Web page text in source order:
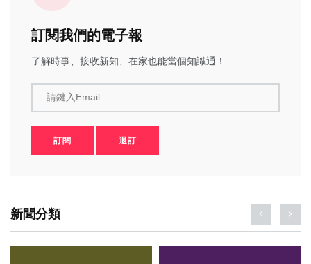
訂閱我們的電子報
了解時事、接收新知、在家也能當個知識通！
請鍵入Email
訂閱 退訂
新聞分類